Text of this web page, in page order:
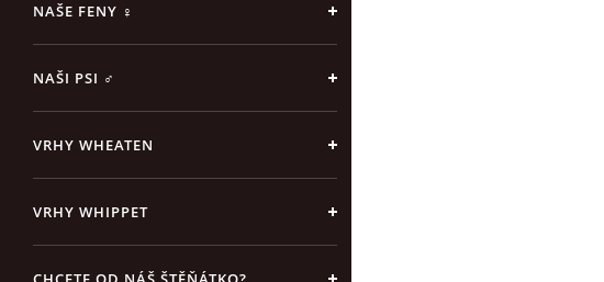
NAŠE FENY ♀
NAŠI PSI ♂
VRHY WHEATEN
VRHY WHIPPET